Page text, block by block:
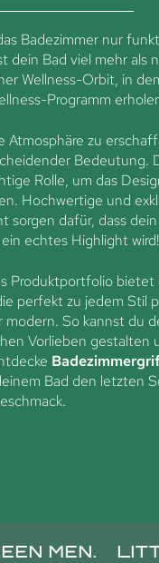
Badezimmer nur
dein Bad viel mehr als
Wellness-Orbit, in
Programm
Atmosphäre zu
Bedeutung.
Rolle, um das
Hochwertige und
sorgen dafür, dass
echtes Highlight wird!
Produktportfolio bietet
perfekt zu jedem Stil
modern. So kannst du
Vorlieben gestalten
Bad den letzten
LITTLE